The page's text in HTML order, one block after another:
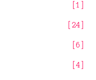
1
24
6
4